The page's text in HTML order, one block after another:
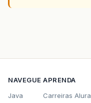
NAVEGUE
Java
APRENDA
Carreiras Alura